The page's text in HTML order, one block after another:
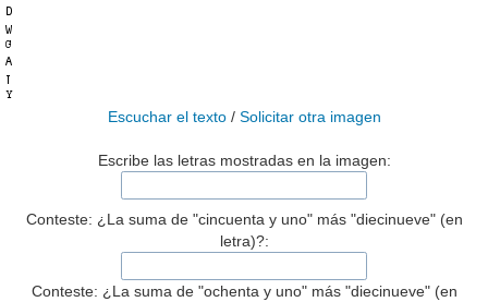
Escuchar el texto/ Solicitar otra imagen
Escribe las letras mostradas en la imagen:
Conteste: ¿La suma de "cincuenta y uno" más "diecinueve" (en
letra)?:
Conteste: ¿La suma de "ochenta y uno" más "diecinueve" (en